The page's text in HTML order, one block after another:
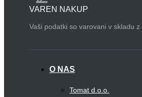
VAREN NAKUP
Vaši podatki so varovani v skladu z
O NAS
Tomat d.o.o.